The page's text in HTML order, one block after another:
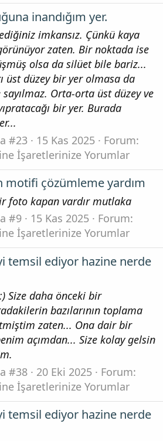
inandığım yer.
imkansız. Çünkü kaya
zaten. Bir noktada ise
olsa da silüet bile bariz...
üst düzey bir yer olmasa da
Orta-orta üst düzey ve
bir yer. Burada
#23 15 Kas 2025
Forum:
İşaretlerinize Yorumlar
motifi çözümleme yardım
foto kapan vardır mutlaka
#9 15 Kas 2025
Forum:
İşaretlerinize Yorumlar
temsil ediyor hazine nerde
Size daha önceki bir
bazılarının toplama
zaten... Ona dair bir
açımdan... Size kolay gelsin
#38 20 Eki 2025
Forum:
İşaretlerinize Yorumlar
temsil ediyor hazine nerde